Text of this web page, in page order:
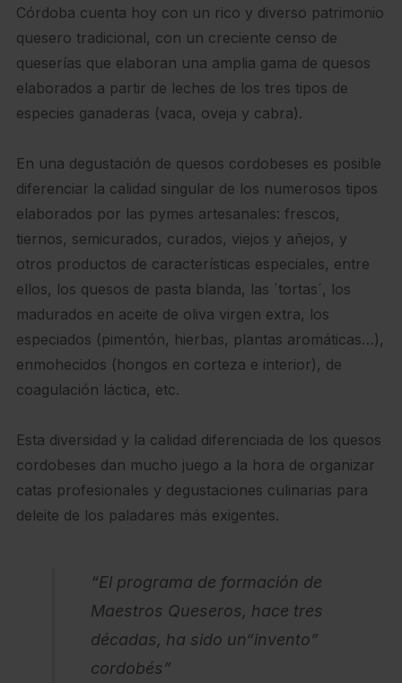
Córdoba cuenta hoy con un rico y diverso patrimonio
quesero tradicional, con un creciente censo de
queserías que elaboran una amplia gama de quesos
elaborados a partir de leches de los tres tipos de
especies ganaderas (vaca, oveja y cabra).
En una degustación de quesos cordobeses es posible
diferenciar la calidad singular de los numerosos tipos
elaborados por las pymes artesanales: frescos,
tiernos, semicurados, curados, viejos y añejos, y
otros productos de características especiales, entre
ellos, los quesos de pasta blanda, las ´tortas´, los
madurados en aceite de oliva virgen extra, los
especiados (pimentón, hierbas, plantas aromáticas…),
enmohecidos (hongos en corteza e interior), de
coagulación láctica, etc.
Esta diversidad y la calidad diferenciada de los quesos
cordobeses dan mucho juego a la hora de organizar
catas profesionales y degustaciones culinarias para
deleite de los paladares más exigentes.
“El programa de formación de
Maestros Queseros, hace tres
décadas, ha sido un“invento”
cordobés”